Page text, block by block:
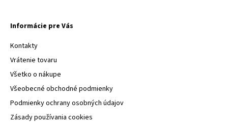
Informácie pre Vás
Kontakty
Vrátenie tovaru
Všetko o nákupe
Všeobecné obchodné podmienky
Podmienky ochrany osobných údajov
Zásady používania cookies